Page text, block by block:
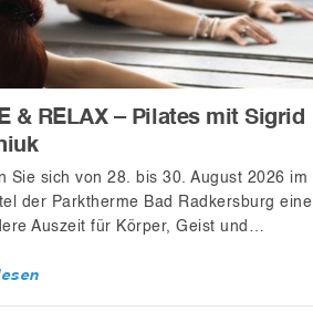
& RELAX – Pilates mit Sigrid
Sie sich von 28. bis 30. August 2026 im
der Parktherme Bad Radkersburg eine
Auszeit für Körper, Geist und…